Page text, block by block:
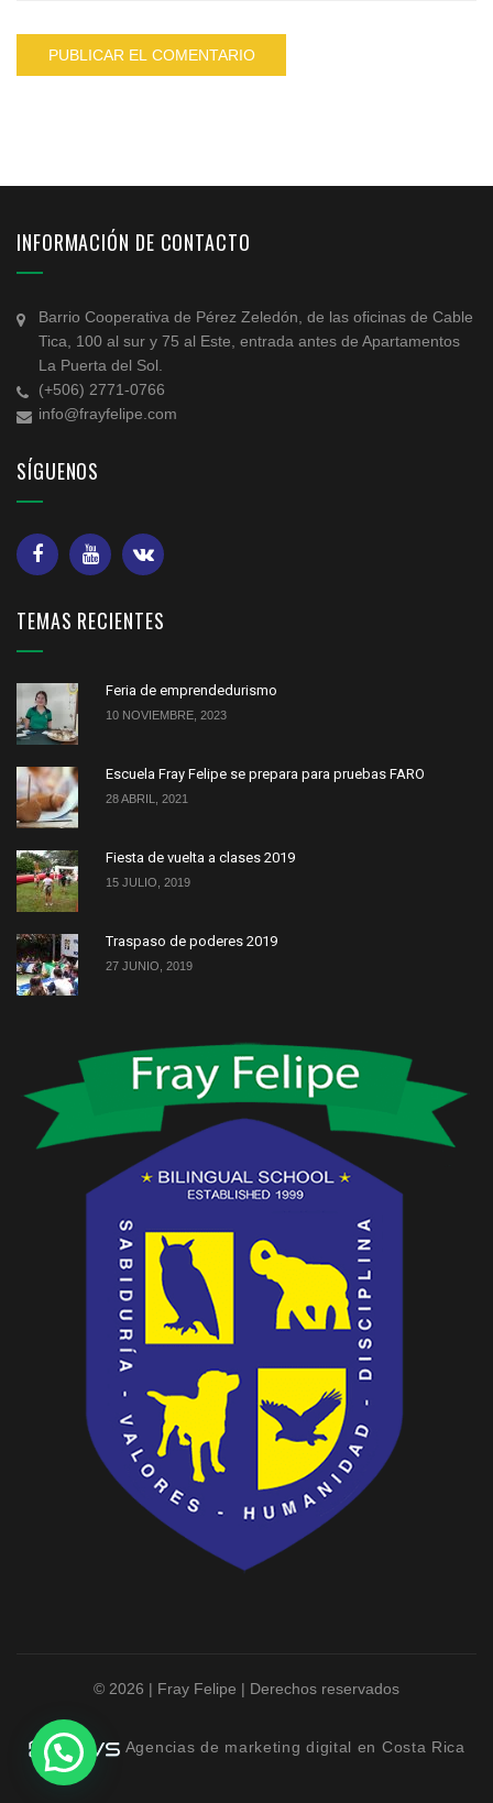
INFORMACIÓN DE CONTACTO
Barrio Cooperativa de Pérez Zeledón, de las oficinas de Cable
Tica, 100 al sur y 75 al Este, entrada antes de Apartamentos
La Puerta del Sol.
(+506) 2771-0766
info@frayfelipe.com
SÍGUENOS
TEMAS RECIENTES
Feria de emprendedurismo
10 NOVIEMBRE, 2023
Escuela Fray Felipe se prepara para pruebas FARO
28 ABRIL, 2021
Fiesta de vuelta a clases 2019
15 JULIO, 2019
Traspaso de poderes 2019
27 JUNIO, 2019
© 2026 | Fray Felipe | Derechos reservados
Agencias de marketing digital en Costa Rica